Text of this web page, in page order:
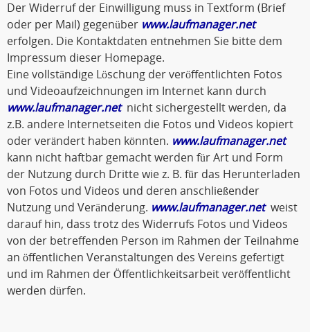
Der Widerruf der Einwilligung muss in Textform (Brief
oder per Mail) gegenüber www.laufmanager.net
erfolgen. Die Kontaktdaten entnehmen Sie bitte dem
Impressum dieser Homepage.
Eine vollständige Löschung der veröffentlichten Fotos
und Videoaufzeichnungen im Internet kann durch
www.laufmanager.netnicht sichergestellt werden, da
z.B. andere Internetseiten die Fotos und Videos kopiert
oder verändert haben könnten. www.laufmanager.net
kann nicht haftbar gemacht werden für Art und Form
der Nutzung durch Dritte wie z. B. für das Herunterladen
von Fotos und Videos und deren anschließender
Nutzung und Veränderung. www.laufmanager.netweist
darauf hin, dass trotz des Widerrufs Fotos und Videos
von der betreffenden Person im Rahmen der Teilnahme
an öffentlichen Veranstaltungen des Vereins gefertigt
und im Rahmen der Öffentlichkeitsarbeit veröffentlicht
werden dürfen.